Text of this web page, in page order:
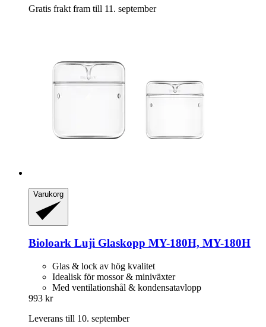
Gratis frakt fram till 11. september
Varukorg
Bioloark Luji Glaskopp MY-​180H, MY-​180H
Glas & lock av hög kvalitet
Idealisk för mossor & miniväxter
Med ventilationshål & kondensatavlopp
993 kr
Leverans till 10. september